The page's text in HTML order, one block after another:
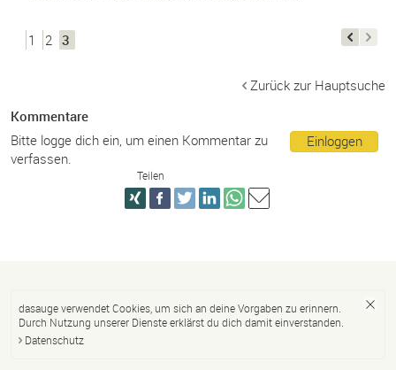
1 2 3
Zurück zur Hauptsuche
Kommentare
Einloggen
Bitte logge dich ein, um einen Kommentar zu
verfassen.
Teilen
dasauge verwendet Cookies, um sich an deine Vorgaben zu erinnern.
Durch Nutzung unserer Dienste erklärst du dich damit einverstanden.
Datenschutz